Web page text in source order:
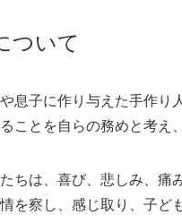
ついて
息子に作り与えた手作り
ことを自らの務めと考え
ちは、喜び、悲しみ、
を察し、感じ取り、子ど